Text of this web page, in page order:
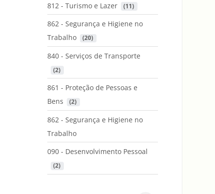
812 - Turismo e Lazer (11)
862 - Segurança e Higiene no
Trabalho
(20)
840 - Serviços de Transporte
(2)
861 - Proteção de Pessoas e
Bens
(2)
862 - Segurança e Higiene no
Trabalho
090 - Desenvolvimento Pessoal
(2)